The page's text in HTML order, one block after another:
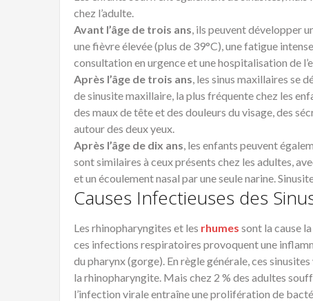
chez l’adulte.
Avant l’âge de trois ans, ils peuvent développer
une fièvre élevée (plus de 39°C), une fatigue
consultation en urgence et une hospitalisation de
Après l’âge de trois ans, les sinus maxillaires se
desinusitemaxillaire, la plus fréquente chez les
des maux de tête et des douleurs du visage, des
autour des deux yeux.
Après l’âge de dix ans, les enfants peuvent
sont similaires à ceux présents chez les adultes,
et un écoulement nasal par une seule narine.
Causes Infectieuses des
Les rhinopharyngites et les rhumes sont la cause
ces infections respiratoires provoquent une
du pharynx(gorge). En règle générale, ces sinusites
la rhinopharyngite. Mais chez 2 % des adultes
l’infection virale entraîne une prolifération de